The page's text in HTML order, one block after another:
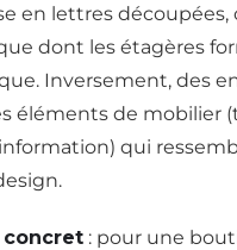
en lettres découpées,
dont les étagères
Inversement, des
éléments de mobilier
qui
concret : pour une